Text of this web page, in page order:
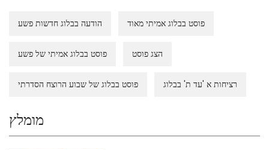
הודעה בבלוג חדשות פשע פוסט בבלוג אמיתי מאוד
פוסט בבלוג אמיתי של פשע הצג פוסט
פוסט בבלוג של שבוע הרוצח הסדרתי רציחות א 'עד ת' בבלוג
מומלץ